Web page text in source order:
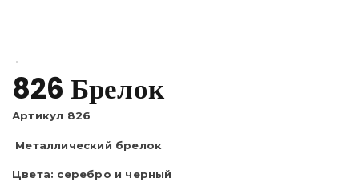
826 Брелок
Артикул 826
Металлический брелок
Цвета: серебро и черный